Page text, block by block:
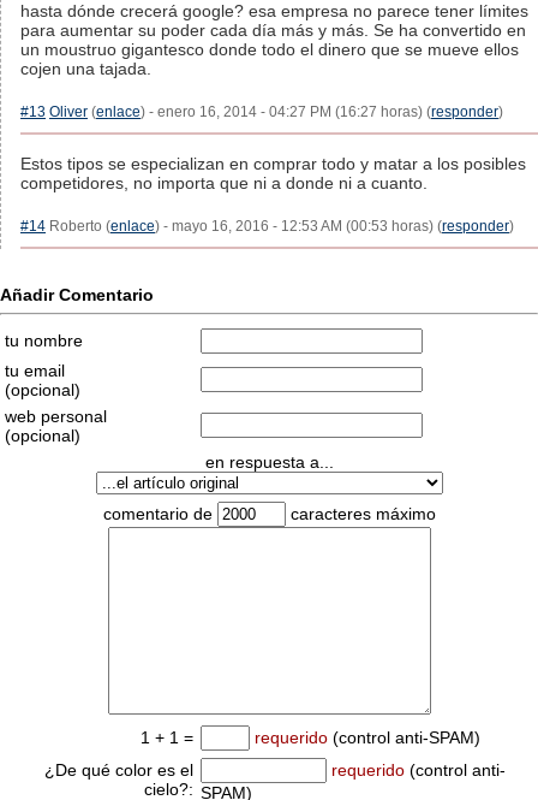
hasta dónde crecerá google? esa empresa no parece tener límites
para aumentar su poder cada día más y más. Se ha convertido en
un moustruo gigantesco donde todo el dinero que se mueve ellos
cojen una tajada.
#13 Oliver (enlace) - enero 16, 2014 - 04:27 PM (16:27 horas) (responder)
Estos tipos se especializan en comprar todo y matar a los posibles
competidores, no importa que ni a donde ni a cuanto.
#14 Roberto (enlace) - mayo 16, 2016 - 12:53 AM (00:53 horas) (responder)
Añadir Comentario
tu nombre
tu email
(opcional)
web personal
(opcional)
en respuesta a...
comentario de caracteres máximo
1 + 1 = requerido (control anti-SPAM)
¿De qué color es el
cielo?:
requerido (control anti-
SPAM)